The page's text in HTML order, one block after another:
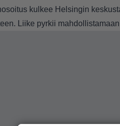
kulkee Helsingin
Liike pyrkii